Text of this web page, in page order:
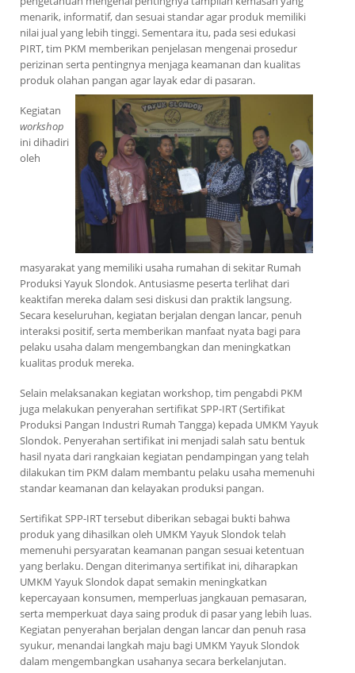
menarik, informatif, dan sesuai standar agar produk memiliki
nilai jual yang lebih tinggi. Sementara itu, pada sesi edukasi
PIRT, tim PKM memberikan penjelasan mengenai prosedur
perizinan serta pentingnya menjaga keamanan dan kualitas
produk olahan pangan agar layak edar di pasaran.
Kegiatan
workshop
ini dihadiri
oleh
masyarakat yang memiliki usaha rumahan di sekitar Rumah
Produksi Yayuk Slondok. Antusiasme peserta terlihat dari
keaktifan mereka dalam sesi diskusi dan praktik langsung.
Secara keseluruhan, kegiatan berjalan dengan lancar, penuh
interaksi positif, serta memberikan manfaat nyata bagi para
pelaku usaha dalam mengembangkan dan meningkatkan
kualitas produk mereka.
Selain melaksanakan kegiatan workshop, tim pengabdi PKM
juga melakukan penyerahan sertifikat SPP-IRT (Sertifikat
Produksi Pangan Industri Rumah Tangga) kepada UMKM Yayuk
Slondok. Penyerahan sertifikat ini menjadi salah satu bentuk
hasil nyata dari rangkaian kegiatan pendampingan yang telah
dilakukan tim PKM dalam membantu pelaku usaha memenuhi
standar keamanan dan kelayakan produksi pangan.
Sertifikat SPP-IRT tersebut diberikan sebagai bukti bahwa
produk yang dihasilkan oleh UMKM Yayuk Slondok telah
memenuhi persyaratan keamanan pangan sesuai ketentuan
yang berlaku. Dengan diterimanya sertifikat ini, diharapkan
UMKM Yayuk Slondok dapat semakin meningkatkan
kepercayaan konsumen, memperluas jangkauan pemasaran,
serta memperkuat daya saing produk di pasar yang lebih luas.
Kegiatan penyerahan berjalan dengan lancar dan penuh rasa
syukur, menandai langkah maju bagi UMKM Yayuk Slondok
dalam mengembangkan usahanya secara berkelanjutan.